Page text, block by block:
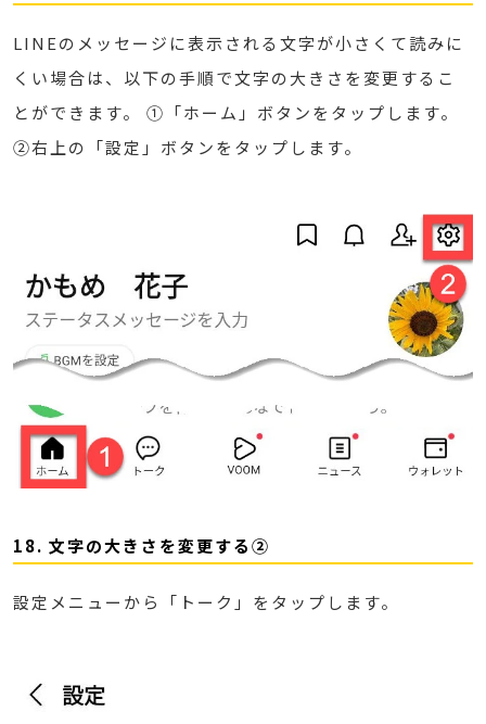
LINEのメッセージに表示される文字が小さくて読みに
くい場合は、以下の手順で文字の大きさを変更するこ
とができます。 ①「ホーム」ボタンをタップします。
②右上の「設定」ボタンをタップします。
18. 文字の大きさを変更する②
設定メニューから「トーク」をタップします。